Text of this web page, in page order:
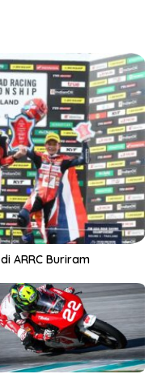
ARRC Buriram